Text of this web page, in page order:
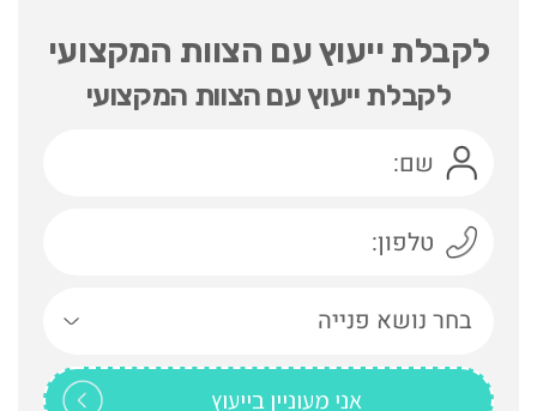
לקבלת ייעוץ עם הצוות המקצועי
לקבלת ייעוץ עם הצוות המקצועי